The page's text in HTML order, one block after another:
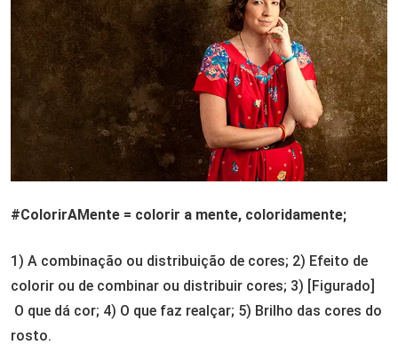
#ColorirAMente = colorir a mente, coloridamente;
1) A combinação ou distribuição de cores; 2) Efeito de
colorir ou de combinar ou distribuir cores; 3)
[Figurado]
O que dá cor; 4) O que faz realçar; 5) Brilho das cores do
rosto.